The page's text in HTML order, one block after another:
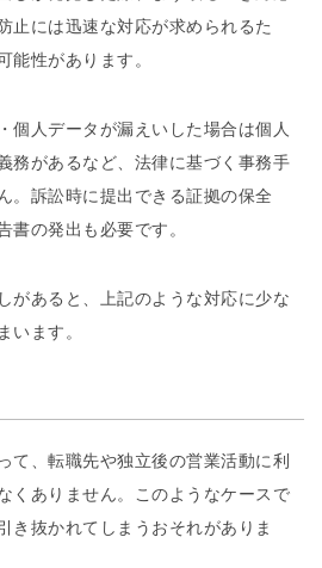
止には迅速な対応が求められるた
能性があります。
個人データが漏えいした場合は個人
務があるなど、法律に基づく事務手
。訴訟時に提出できる証拠の保全
書の発出も必要です。
があると、上記のような対応に少な
います。
て、転職先や独立後の営業活動に利
くありません。このようなケースで
き抜かれてしまうおそれがありま